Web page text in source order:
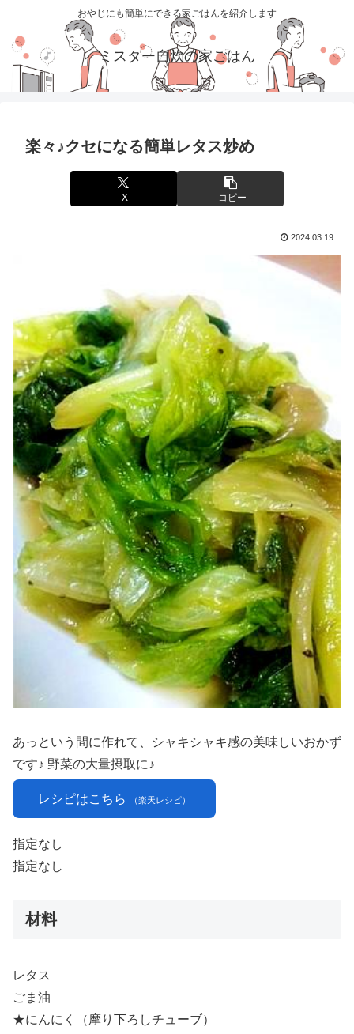
おやじにも簡単にできる家ごはんを紹介します
ミスター自炊の家ごはん
楽々♪クセになる簡単レタス炒め
X コピー
2024.03.19
あっという間に作れて、シャキシャキ感の美味しいおかず
です♪ 野菜の大量摂取に♪
レシピはこちら （楽天レシピ）
指定なし
指定なし
材料
レタス
ごま油
★にんにく（摩り下ろしチューブ）